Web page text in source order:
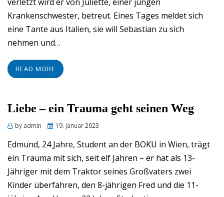
Krankenschwester, betreut. Eines Tages meldet sich
eine Tante aus Italien, sie will Sebastian zu sich
nehmen und…
READ MORE
Liebe – ein Trauma geht seinen Weg
by admin
Posted19. Januar 2023
Edmund, 24 Jahre, Student an der BOKU in Wien, trägt
ein Trauma mit sich, seit elf Jahren – er hat als 13-
Jähriger mit dem Traktor seines Großvaters zwei
Kinder überfahren, den 8-jährigen Fred und die 11-